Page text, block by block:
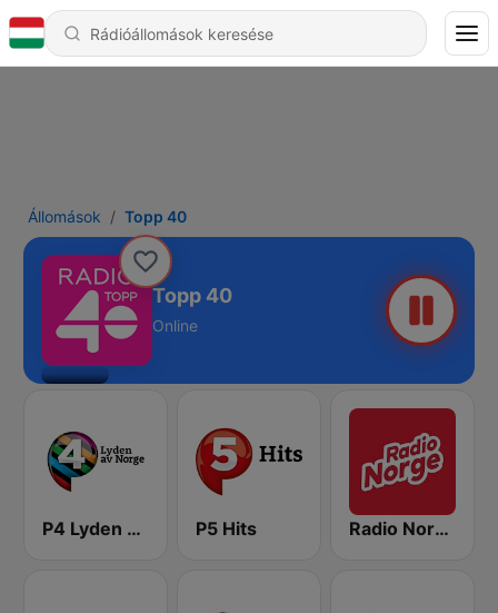
Állomások Topp 40
Topp 40
Online
P4 Lyden av Norge P5 Hits Radio Norge